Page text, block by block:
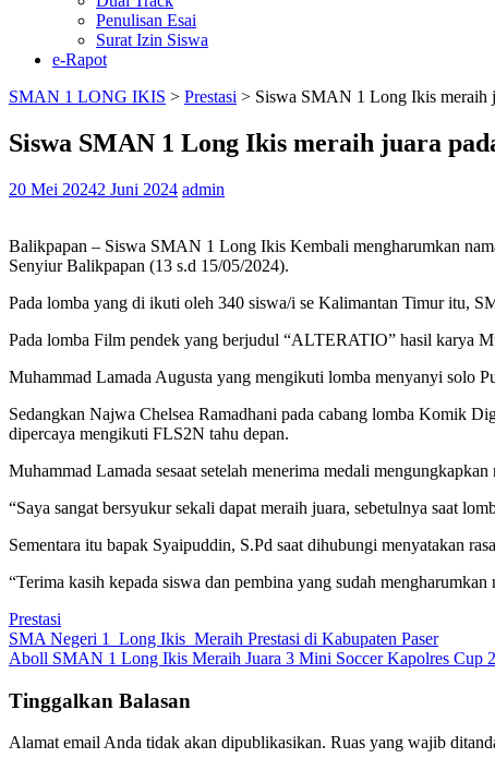
Penulisan Esai
Surat Izin Siswa
e-Rapot
SMAN 1 LONG IKIS > Prestasi > Siswa SMAN 1 Long Ikis meraih
Siswa SMAN 1 Long Ikis meraih juara
20 Mei 20242 Juni 2024 admin
Balikpapan – Siswa SMAN 1 Long Ikis Kembali mengharumkan
Senyiur Balikpapan (13 s.d 15/05/2024).
Pada lomba yang di ikuti oleh 340 siswa/i se Kalimantan Timur itu,
Pada lomba Film pendek yang berjudul “ALTERATIO” hasil karya
Muhammad Lamada Augusta yang mengikuti lomba menyanyi solo
Sedangkan Najwa Chelsea Ramadhani pada cabang lomba Komik
dipercaya mengikuti FLS2N tahu depan.
Muhammad Lamada sesaat setelah menerima medali mengungkapkan
“Saya sangat bersyukur sekali dapat meraih juara, sebetulnya saat
Sementara itu bapak Syaipuddin, S.Pd saat dihubungi menyatakan
“Terima kasih kepada siswa dan pembina yang sudah
Prestasi
Navigasi
pos
SMA Negeri 1 Long Ikis Meraih Prestasi di Kabupaten Paser
Aboll SMAN 1 Long Ikis Meraih Juara 3 Mini Soccer Kapolres Cup
Tinggalkan Balasan
Alamat email Anda tidak akan dipublikasikan. Ruas yang wajib